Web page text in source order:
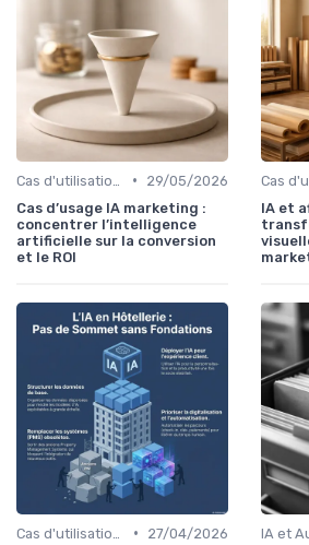
•
29/05/2026
Cas d’usage IA marketing :
concentrer l’intelligence
artificielle sur la conversion
et le ROI
IA et
•
27/04/2026